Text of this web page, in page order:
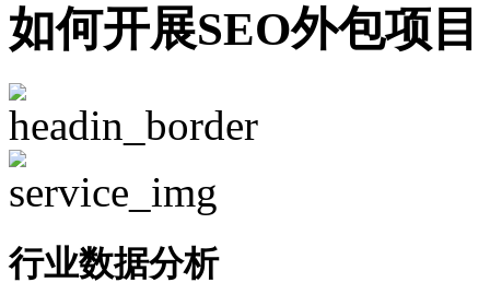
如何开展SEO外包项目
行业数据分析